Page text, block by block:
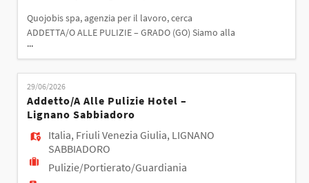
Quojobis spa, agenzia per il lavoro, cerca
ADDETTA/O ALLE PULIZIE – GRADO (GO) Siamo alla
ricerca di un'addetta/o alle pulizie per il servizio
presso due filiali bancarie a Grado. Orario di lavoro: -
Banca 1: 4 ore settimanali. Banca 2: 5 ore settimanali
- distribuite in 1'ora al giorno, dal lunedì al venerdì,
con possibilità di svolgere il
...
29/06/2026
Addetto/a Alle Pulizie Hotel –
Lignano Sabbiadoro
Italia, Friuli Venezia Giulia, LIGNANO
SABBIADORO
Pulizie/Portierato/Guardiania